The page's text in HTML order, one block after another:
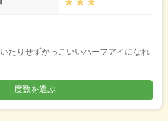
たりせずかっこいいハーフアイになれ
度数を選ぶ